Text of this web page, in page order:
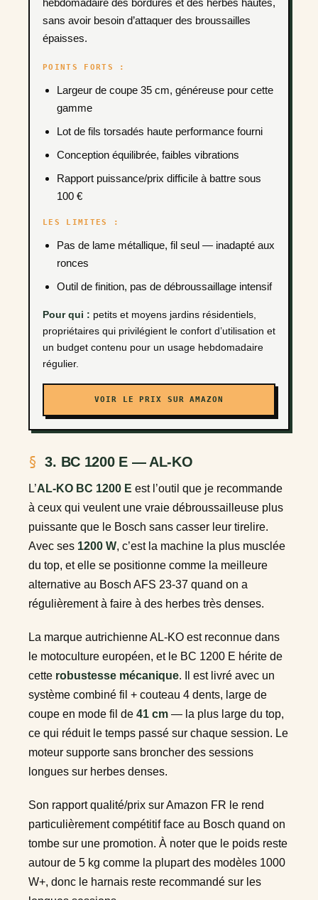
hebdomadaire des bordures et des herbes hautes,
sans avoir besoin d’attaquer des broussailles
épaisses.
POINTS FORTS :
Largeur de coupe 35 cm, généreuse pour cette
gamme
Lot de fils torsadés haute performance fourni
Conception équilibrée, faibles vibrations
Rapport puissance/prix difficile à battre sous
100 €
LES LIMITES :
Pas de lame métallique, fil seul — inadapté aux
ronces
Outil de finition, pas de débroussaillage intensif
Pour qui : petits et moyens jardins résidentiels,
propriétaires qui privilégient le confort d’utilisation et
un budget contenu pour un usage hebdomadaire
régulier.
VOIR LE PRIX SUR AMAZON
3. BC 1200 E — AL-KO
L’AL-KO BC 1200 E est l’outil que je recommande
à ceux qui veulent une vraie débroussailleuse plus
puissante que le Bosch sans casser leur tirelire.
Avec ses 1200 W, c’est la machine la plus musclée
du top, et elle se positionne comme la meilleure
alternative au Bosch AFS 23-37 quand on a
régulièrement à faire à des herbes très denses.
La marque autrichienne AL-KO est reconnue dans
le motoculture européen, et le BC 1200 E hérite de
cette robustesse mécanique. Il est livré avec un
système combiné fil + couteau 4 dents, large de
coupe en mode fil de 41 cm — la plus large du top,
ce qui réduit le temps passé sur chaque session. Le
moteur supporte sans broncher des sessions
longues sur herbes denses.
Son rapport qualité/prix sur Amazon FR le rend
particulièrement compétitif face au Bosch quand on
tombe sur une promotion. À noter que le poids reste
autour de 5 kg comme la plupart des modèles 1000
W+, donc le harnais reste recommandé sur les